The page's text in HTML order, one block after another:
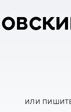
ИЛИ